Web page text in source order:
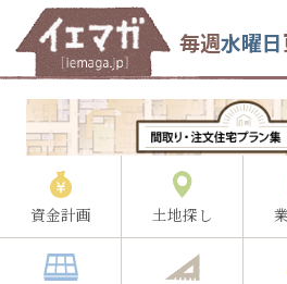
毎週水曜日
資金計画 土地探し